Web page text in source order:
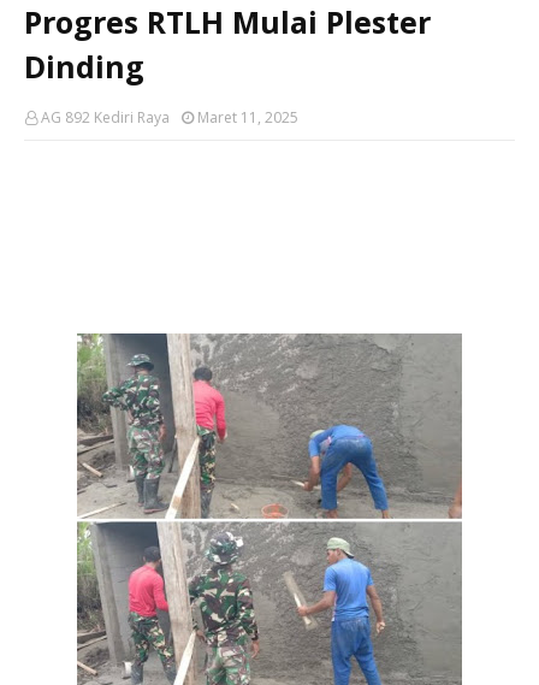
Progres RTLH Mulai Plester
Dinding
AG 892 Kediri Raya Maret 11, 2025